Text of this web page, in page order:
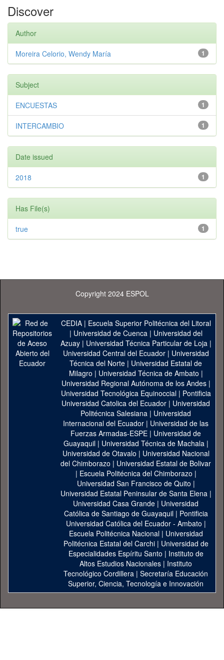
Discover
Author
1
Moreira Celorio, Wendy María
Subject
1
ENCUESTAS
1
INTERCAMBIO
Date issued
1
2018
Has File(s)
1
true
Copyright 2024 ESPOL
CEDIA| Escuela Superior Politécnica del Litoral
| Universidad de Cuenca| Universidad del
Azuay| Universidad Técnica Particular de Loja|
Universidad Central del Ecuador| Universidad
Técnica del Norte | Universidad Estatal de
Milagro | Universidad Técnica de Ambato |
Universidad Regional Autónoma de los Andes|
Universidad Tecnológica Equinoccial| Pontificia
Universidad Catolica del Ecuador | Universidad
Politécnica Salesiana | Universidad
Internacional del Ecuador | Universidad de las
Fuerzas Armadas-ESPE | Universidad de
Guayaquil| Universidad Técnica de Machala|
Universidad de Otavalo | Universidad Nacional
del Chimborazo | Universidad Estatal de Bolivar
| Escuela Politécnica del Chimborazo |
Universidad San Francisco de Quito |
Universidad Estatal Peninsular de Santa Elena|
Universidad Casa Grande | Universidad
Católica de Santiago de Guayaquil| Pontificia
Universidad Católica del Ecuador - Ambato |
Escuela Politécnica Nacional| Universidad
Politécnica Estatal del Carchi| Universidad de
Especialidades Espíritu Santo | Instituto de
Altos Estudios Nacionales | Instituto
Tecnológico Cordillera | Secretaría Educación
Superior, Ciencia, Tecnología e Innovación